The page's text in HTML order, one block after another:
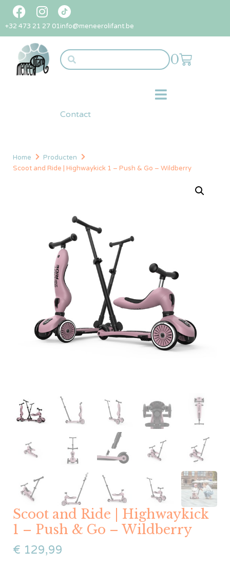
+32 473 21 27 01info@meneerolifant.be
0
Contact
Home
Producten
Scoot and Ride | Highwaykick 1 – Push & Go – Wildberry
Scoot and Ride | Highwaykick
1 – Push & Go – Wildberry
€ 129,99